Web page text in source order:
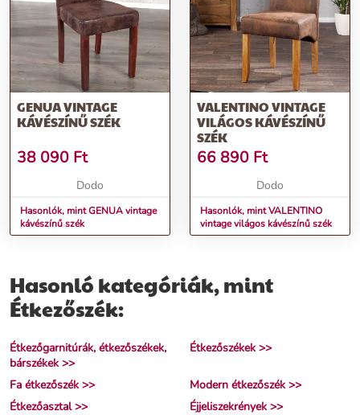
GENUA VINTAGE
KÁVÉSZÍNŰ SZÉK
38 090 Ft
Dodo
Hasonlók, mint GENUA vintage
kávészínű szék
VALENTINO VINTAGE
VILÁGOS KÁVÉSZÍNŰ
SZÉK
66 890 Ft
Dodo
Hasonlók, mint VALENTINO
vintage világos kávészínű szék
Hasonló kategóriák, mint
Étkezőszék:
Étkezőgarnitúrák, étkezőszékek,
bárszékek >>
Étkezőszékek >>
Fa étkezőszék >>
Modern étkezőszék >>
Étkezőasztal >>
Éjjeliszekrények >>